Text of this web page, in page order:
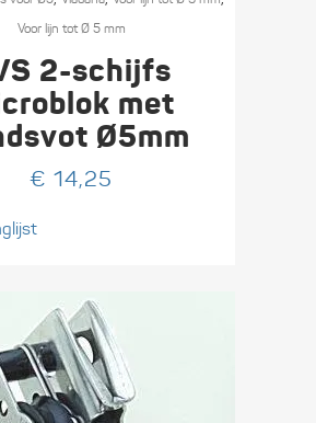
Voor lijn tot Ø 5 mm
2-schijfs
met
Ø5mm
€ 14,25